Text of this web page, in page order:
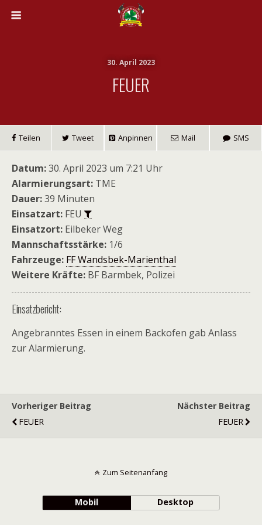
30. April 2023
FEUER
Teilen Tweet Anpinnen Mail SMS
Datum:30. April 2023 um 7:21 Uhr
Alarmierungsart: TME
Dauer:39 Minuten
Einsatzart: FEU
Einsatzort: Eilbeker Weg
Mannschaftsstärke: 1/6
Fahrzeuge: FF Wandsbek-Marienthal
Weitere Kräfte: BF Barmbek, Polizei
Einsatzbericht:
Angebranntes Essen in einem Backofen gab Anlass
zur Alarmierung.
Vorheriger Beitrag
FEUER
Nächster Beitrag
FEUER
Zum Seitenanfang
Mobil Desktop